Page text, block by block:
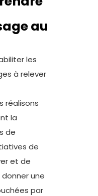
au
les
à relever
réalisons
la
de
de
et de
une
par